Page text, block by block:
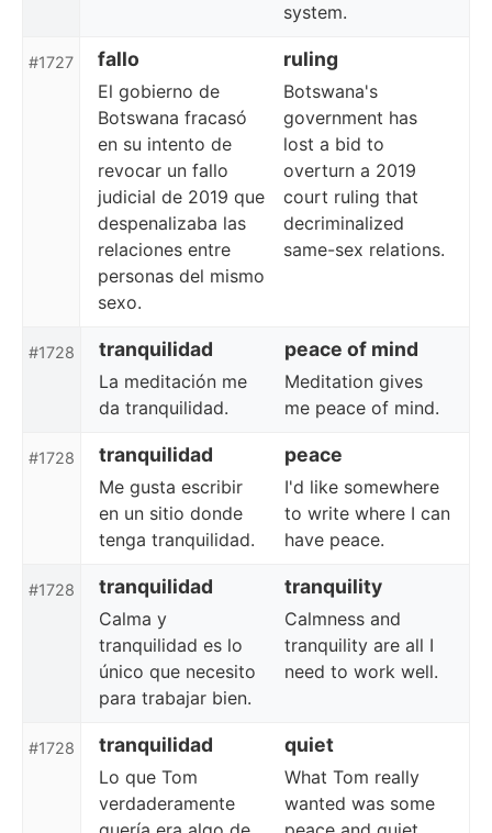
system.
#1727 fallo ruling
El gobierno de
Botswana fracasó
en su intento de
revocar un fallo
judicial de 2019 que
despenalizaba las
relaciones entre
personas del mismo
sexo.
Botswana's
government has
lost a bid to
overturn a 2019
court ruling that
decriminalized
same-sex relations.
#1728 tranquilidad peace of mind
La meditación me
da tranquilidad.
Meditation gives
me peace of mind.
#1728 tranquilidad peace
Me gusta escribir
en un sitio donde
tenga tranquilidad.
I'd like somewhere
to write where I can
have peace.
#1728 tranquilidad tranquility
Calma y
tranquilidad es lo
único que necesito
para trabajar bien.
Calmness and
tranquility are all I
need to work well.
#1728 tranquilidad quiet
Lo que Tom
verdaderamente
What Tom really
wanted was some